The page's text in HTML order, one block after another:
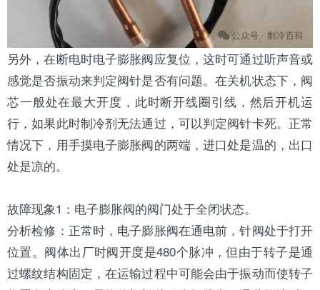
另外，在断电时电子膨胀阀应复位，这时可通过听声音或
感觉是否振动来判定阀针是否有问题。在关机状态下，阀
芯一般处在最大开度，此时断开线圈引线，然后开机运
行，如果此时制冷剂无法通过，可以判定阀针卡死。正常
情况下，用手摸电子膨胀阀的两端，进口处是温的，出口
处是凉的。
故障现象1：电子膨胀阀的阀门处于全闭状态。
分析检修：正常时，电子膨胀阀在通电前，针阀处于打开
位置。阀体出厂时阀开度是480个脉冲，但由于转子是通
过螺纹结构固定，在运输过程中可能会由于振动而使转子